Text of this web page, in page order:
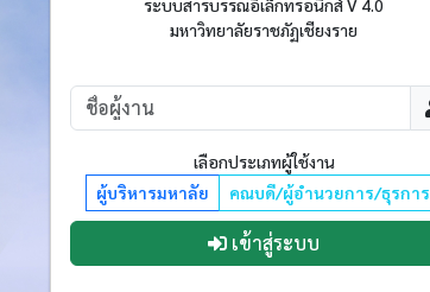
ระบบสารบรรณอิเล็กทรอนิกส์ V 4.0
มหาวิทยาลัยราชภัฏเชียงราย
เลือกประเภทผู้ใช้งาน
ผู้บริหารมหาลัย
คณบดี/ผู้อำนวยการ/ธุรการ
เข้าสู่ระบบ